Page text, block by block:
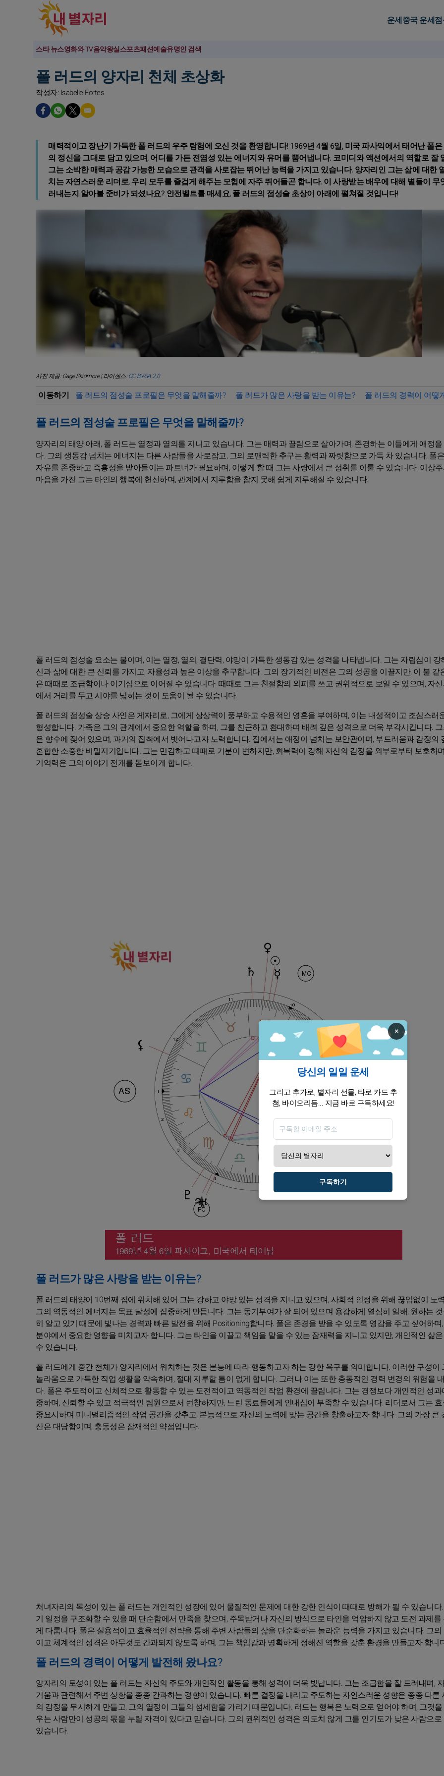
운세중국 운세
스타 뉴스영화와 TV음악왕실스포츠패션예술유명인 검색
폴 러드의 양자리 천체 초상화
작성자: Isabelle Fortes
매력적이고 장난기 가득한 폴 러드의 우주 탐험에 오신 것을 환영합니다! 1969년 4월 6일, 미국 파사익에서 태어난 폴
의 정신을 그대로 담고 있으며, 어디를 가든 전염성 있는 에너지와 유머를 뿜어냅니다. 코미디와 액션에서의 역할로 잘
그는 소박한 매력과 공감 가능한 모습으로 관객을 사로잡는 뛰어난 능력을 가지고 있습니다. 양자리인 그는 삶에 대한
치는 자연스러운 리더로, 우리 모두를 즐겁게 해주는 모험에 자주 뛰어들곤 합니다. 이 사랑받는 배우에 대해 별들이 무
러내는지 알아볼 준비가 되셨나요? 안전벨트를 매세요, 폴 러드의 점성술 초상이 아래에 펼쳐질 것입니다!
사진 제공: Gage Skidmore | 라이센스:CC BY-SA 2.0
이동하기 폴 러드의 점성술 프로필은 무엇을 말해줄까? 폴 러드가 많은 사랑을 받는 이유는? 폴 러드의 경력이 어떻
폴 러드의 점성술 프로필은 무엇을 말해줄까?
양자리의 태양 아래, 폴 러드는 열정과 열의를 지니고 있습니다. 그는 매력과 끌림으로 살아가며, 존경하는 이들에게 애정
다. 그의 생동감 넘치는 에너지는 다른 사람들을 사로잡고, 그의 로맨틱한 추구는 활력과 짜릿함으로 가득 차 있습니다. 폴
자유를 존중하고 즉흥성을 받아들이는 파트너가 필요하며, 이렇게 할 때 그는 사랑에서 큰 성취를 이룰 수 있습니다. 이상
마음을 가진 그는 타인의 행복에 헌신하며, 관계에서 지루함을 참지 못해 쉽게 지루해질 수 있습니다.
폴 러드의 점성술 요소는 불이며, 이는 열정, 열의, 결단력, 야망이 가득한 생동감 있는 성격을 나타냅니다. 그는 자립심이 강
신과 삶에 대한 큰 신뢰를 가지고, 자율성과 높은 이상을 추구합니다. 그의 장기적인 비전은 그의 성공을 이끌지만, 이 불 같
은 때때로 조급함이나 이기심으로 이어질 수 있습니다. 때때로 그는 친절함의 외피를 쓰고 권위적으로 보일 수 있으며, 자
에서 거리를 두고 시야를 넓히는 것이 도움이 될 수 있습니다.
폴 러드의 점성술 상승 사인은 게자리로, 그에게 상상력이 풍부하고 수용적인 영혼을 부여하며, 이는 내성적이고 조심스러
형성합니다. 가족은 그의 관계에서 중요한 역할을 하며, 그를 친근하고 환대하며 배려 깊은 성격으로 더욱 부각시킵니다.
은 향수에 젖어 있으며, 과거의 집착에서 벗어나고자 노력합니다. 집에서는 애정이 넘치는 보안관이며, 부드러움과 감정의
혼합한 소중한 비밀지기입니다. 그는 민감하고 때때로 기분이 변하지만, 회복력이 강해 자신의 감정을 외부로부터 보호하
기억력은 그의 이야기 전개를 돋보이게 합니다.
폴 러드가 많은 사랑을 받는 이유는?
폴 러드의 태양이 10번째 집에 위치해 있어 그는 강하고 야망 있는 성격을 지니고 있으며, 사회적 인정을 위해 끊임없이 노
그의 역동적인 에너지는 목표 달성에 집중하게 만듭니다. 그는 동기부여가 잘 되어 있으며 용감하게 열심히 일해, 원하는
히 알고 있기 때문에 빛나는 경력과 빠른 발전을 위해 Positioning합니다. 폴은 존경을 받을 수 있도록 영감을 주고 싶어하며
분야에서 중요한 영향을 미치고자 합니다. 그는 타인을 이끌고 책임을 맡을 수 있는 잠재력을 지니고 있지만, 개인적인 삶
수 있습니다.
폴 러드에게 중간 천체가 양자리에서 위치하는 것은 본능에 따라 행동하고자 하는 강한 욕구를 의미합니다. 이러한 구성이
놀라움으로 가득한 직업 생활을 약속하며, 절대 지루할 틈이 없게 합니다. 그러나 이는 또한 충동적인 경력 변경의 위험을
다. 폴은 주도적이고 신체적으로 활동할 수 있는 도전적이고 역동적인 작업 환경에 끌립니다. 그는 경쟁보다 개인적인 성과
중하며, 신뢰할 수 있고 적극적인 팀원으로서 번창하지만, 느린 동료들에게 인내심이 부족할 수 있습니다. 리더로서 그는
중요시하며 미니멀리즘적인 작업 공간을 갖추고, 본능적으로 자신의 노력에 맞는 공간을 창출하고자 합니다. 그의 가장 큰
산은 대담함이며, 충동성은 잠재적인 약점입니다.
처녀자리의 목성이 있는 폴 러드는 개인적인 성장에 있어 물질적인 문제에 대한 강한 인식이 때때로 방해가 될 수 있습니다
기 일정을 구조화할 수 있을 때 단순함에서 만족을 찾으며, 주목받거나 자신의 방식으로 타인을 억압하지 않고 도전 과제를
게 다룹니다. 폴은 실용적이고 효율적인 전략을 통해 주변 사람들의 삶을 단순화하는 놀라운 능력을 가지고 있습니다. 그의
이고 체계적인 성격은 아무것도 간과되지 않도록 하며, 그는 책임감과 명확하게 정해진 역할을 갖춘 환경을 만들고자 합니
폴 러드의 경력이 어떻게 발전해 왔나요?
양자리의 토성이 있는 폴 러드는 자신의 주도와 개인적인 활동을 통해 성격이 더욱 빛납니다. 그는 조급함을 잘 드러내며,
거움과 관련해서 주변 상황을 종종 간과하는 경향이 있습니다. 빠른 결정을 내리고 주도하는 자연스러운 성향은 종종 다른
의 감정을 무시하게 만들고, 그의 열정이 그들의 섬세함을 가리기 때문입니다. 러드는 행복은 노력으로 얻어야 하며, 그것
우는 사람만이 성공의 몫을 누릴 자격이 있다고 믿습니다. 그의 권위적인 성격은 의도치 않게 그를 인기도가 낮은 사람으로
있습니다.
×
당신의 일일 운세
그리고 추가로, 별자리 선물, 타로 카드 추
첨, 바이오리듬... 지금 바로 구독하세요!
구독하기